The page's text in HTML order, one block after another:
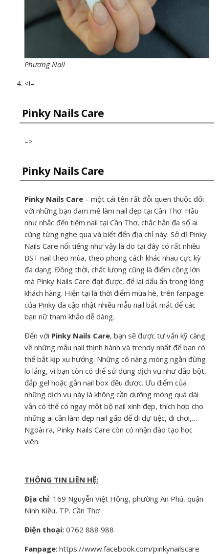
Phương Nail
<!–
Pinky Nails Care
–>
Pinky Nails Care
Pinky Nails Care – một cái tên rất đỗi quen thuộc đối
với những bạn đam mê làm nail đẹp tại Cần Thơ. Hầu
như nhắc đến tiệm nail tại Cần Thơ, chắc hẳn đa số ai
cũng từng nghe qua và biết đến địa chỉ này. Sở dĩ Pinky
Nails Care nổi tiếng như vậy là do tại đây có rất nhiều
BST nail theo mùa, theo phong cách khác nhau cực kỳ
đa dạng. Đồng thời, chất lượng cũng là điểm cộng lớn
mà Pinky Nails Care đạt được, để lại dấu ấn trong lòng
khách hàng. Hiện tại là thời điểm mùa hè, trên fanpage
của Pinky đã cập nhật nhiều mẫu nail bắt mắt để các
bạn nữ tham khảo dễ dàng.
Đến với Pinky Nails Care, bạn sẽ được tư vấn kỹ càng
về những mẫu nail thịnh hành và trendy nhất để bạn có
thể bắt kịp xu hướng. Những cô nàng móng ngắn đừng
lo lắng, vì bạn còn có thể sử dụng dịch vụ như đắp bột,
đắp gel hoặc gắn nail box đều được. Ưu điểm của
những dịch vụ này là không cần dưỡng móng quá dài
vẫn có thể có ngay một bộ nail xinh đẹp, thích hợp cho
những ai cần làm đẹp nail gấp để đi dự tiệc, đi chơi,…
Ngoài ra, Pinky Nails Care còn có nhận đào tạo học
viên.
THÔNG TIN LIÊN HỆ:
Địa chỉ: 169 Nguyễn Việt Hồng, phường An Phú, quận
Ninh Kiều, TP. Cần Thơ
Điện thoại: 0762 888 988
Fanpage: https://www.facebook.com/pinkynailscare